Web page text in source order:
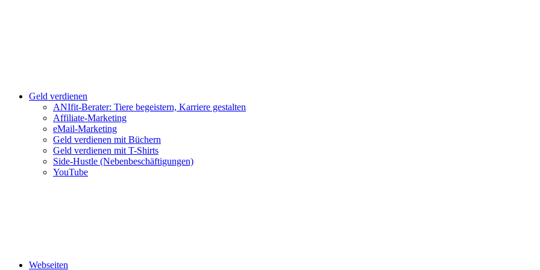
Geld verdienen
ANIfit-Berater: Tiere begeistern, Karriere gestalten
Affiliate-Marketing
eMail-Marketing
Geld verdienen mit Büchern
Geld verdienen mit T-Shirts
Side-Hustle (Nebenbeschäftigungen)
YouTube
Webseiten